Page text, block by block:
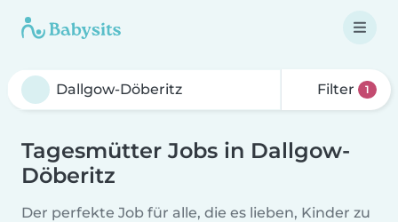
Filter 1
Tagesmütter Jobs in Dallgow-
Döberitz
Der perfekte Job für alle, die es lieben, Kinder zu